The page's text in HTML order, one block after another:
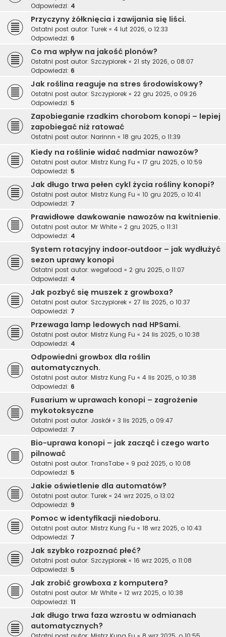
Odpowiedzi: 4
Przyczyny żółknięcia i zawijania się liści.
Ostatni post autor: Turek « 4 lut 2026, o 12:33
Odpowiedzi: 6
Co ma wpływ na jakość plonów?
Ostatni post autor: Szczypiorek « 21 sty 2026, o 08:07
Odpowiedzi: 6
Jak roślina reaguje na stres środowiskowy?
Ostatni post autor: Szczypiorek « 22 gru 2025, o 09:26
Odpowiedzi: 5
Zapobieganie rzadkim chorobom konopi – lepiej
zapobiegać niż ratować
Ostatni post autor: Narinnn « 18 gru 2025, o 11:39
Kiedy na roślinie widać nadmiar nawozów?
Ostatni post autor: Mistrz Kung Fu « 17 gru 2025, o 10:59
Odpowiedzi: 5
Jak długo trwa pełen cykl życia rośliny konopi?
Ostatni post autor: Mistrz Kung Fu « 10 gru 2025, o 10:41
Odpowiedzi: 7
Prawidłowe dawkowanie nawozów na kwitnienie.
Ostatni post autor: Mr White « 2 gru 2025, o 11:31
Odpowiedzi: 4
System rotacyjny indoor‑outdoor – jak wydłużyć
sezon uprawy konopi
Ostatni post autor: wegefood « 2 gru 2025, o 11:07
Odpowiedzi: 4
Jak pozbyć się muszek z growboxa?
Ostatni post autor: Szczypiorek « 27 lis 2025, o 10:37
Odpowiedzi: 7
Przewaga lamp ledowych nad HPSami.
Ostatni post autor: Mistrz Kung Fu « 24 lis 2025, o 10:38
Odpowiedzi: 4
Odpowiedni growbox dla roślin
automatycznych.
Ostatni post autor: Mistrz Kung Fu « 4 lis 2025, o 10:38
Odpowiedzi: 6
Fusarium w uprawach konopi – zagrożenie
mykotoksyczne
Ostatni post autor: Jaskół « 3 lis 2025, o 09:47
Odpowiedzi: 7
Bio-uprawa konopi – jak zacząć i czego warto
pilnować
Ostatni post autor: TransTabe « 9 paź 2025, o 10:08
Odpowiedzi: 5
Jakie oświetlenie dla automatów?
Ostatni post autor: Turek « 24 wrz 2025, o 13:02
Odpowiedzi: 9
Pomoc w identyfikacji niedoboru.
Ostatni post autor: Mistrz Kung Fu « 18 wrz 2025, o 10:43
Odpowiedzi: 7
Jak szybko rozpoznać płeć?
Ostatni post autor: Szczypiorek « 16 wrz 2025, o 11:08
Odpowiedzi: 5
Jak zrobić growboxa z komputera?
Ostatni post autor: Mr White « 12 wrz 2025, o 10:38
Odpowiedzi: 11
Jak długo trwa faza wzrostu w odmianach
automatycznych?